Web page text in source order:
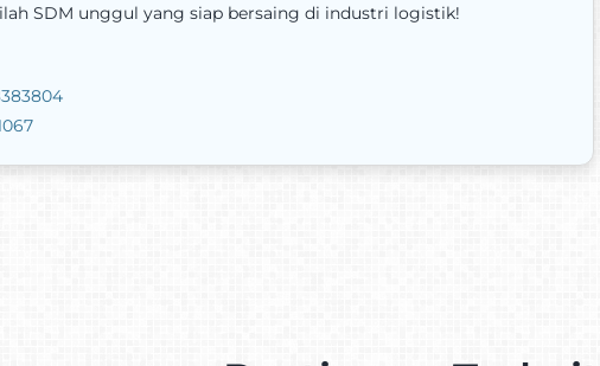
SDM unggul yang siap bersaing di industri logistik!